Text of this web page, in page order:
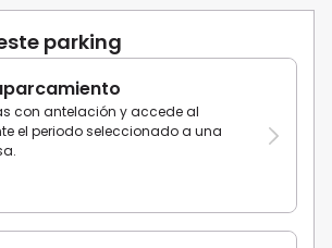
parking
con antelación y accede al
el periodo seleccionado a una